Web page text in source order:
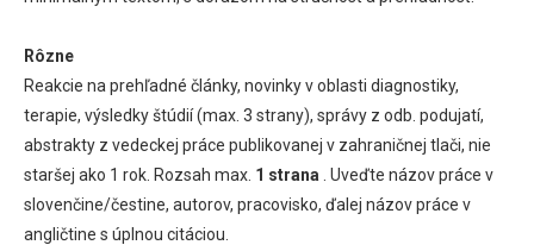
Rôzne
Reakcie na prehľadné články, novinky v oblasti diagnostiky,
terapie, výsledky štúdií (max. 3 strany), správy z odb. podujatí,
abstrakty z vedeckej práce publikovanej v zahraničnej tlači, nie
staršej ako 1 rok. Rozsah max. 1 strana . Uveďte názov práce v
slovenčine/čestine, autorov, pracovisko, ďalej názov práce v
angličtine s úplnou citáciou.